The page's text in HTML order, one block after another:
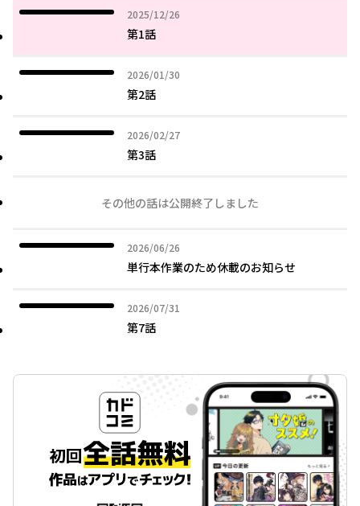
せ細ったリンの体調や食事に気を配り、まるでペットのように溺
愛し、リンも少しずつその愛に心を開いていき——。
2025/12/26
2025年12月26日
第1話
2026/01/30
2026年01月30日
第2話
2026/02/27
2026年02月27日
第3話
その他の話は公開終了しました
2026/06/26
2026年06月26日
単行本作業のため休載のお知らせ
2026/07/31
2026年07月31日
第7話